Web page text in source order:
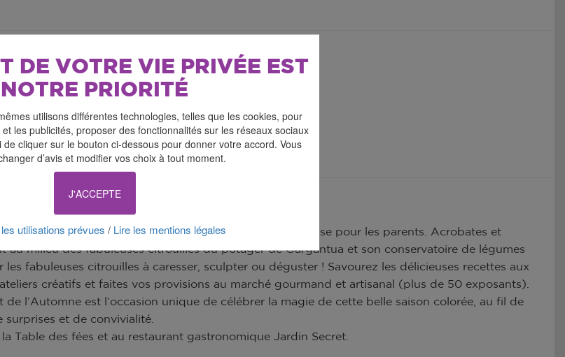
DE VOTRE VIE PRIVÉE EST
NOTRE PRIORITÉ
utilisons différentes technologies, telles que les cookies, pour
les publicités, proposer des fonctionnalités sur les réseaux sociaux
cliquer sur le bouton ci-dessous pour donner votre accord. Vous
d’avis et modifier vos choix à tout moment.
J'ACCEPTE
utilisations prévues / Lire les mentions légales
humoristique à partager en famille ! »
journées magiques pour les enfants et une fête savoureuse pour les parents. Acrobates et
au milieu des fabuleuses citrouilles du potager de Gargantua et son conservatoire de légumes
les fabuleuses citrouilles à caresser, sculpter ou déguster ! Savourez les délicieuses recettes aux
créatifs et faites vos provisions au marché gourmand et artisanal (plus de 50 exposants).
de l’Automne est l’occasion unique de célébrer la magie de cette belle saison colorée, au fil de
surprises et de convivialité.
Table des fées et au restaurant gastronomique Jardin Secret.